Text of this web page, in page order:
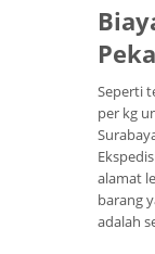
Seperti
per kg
alamat
barang
adalah